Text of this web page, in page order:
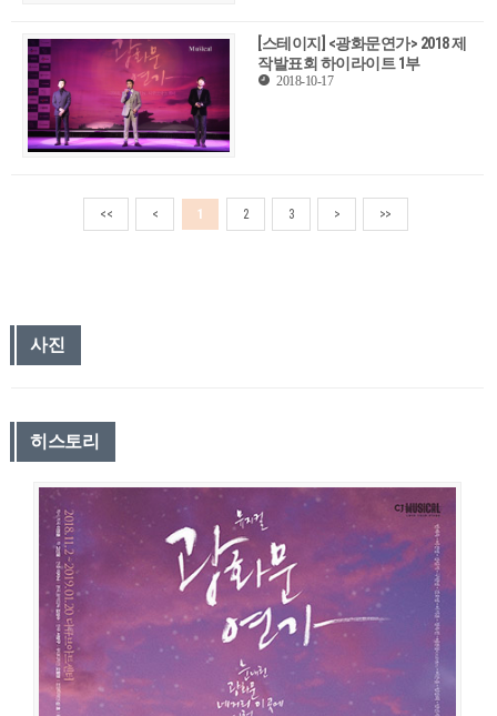
[스테이지] <광화문연가> 2018 제
작발표회 하이라이트 1부
2018-10-17
<< < 1 2 3 > >>
사진
히스토리